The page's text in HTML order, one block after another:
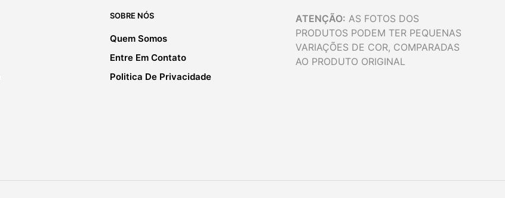
SOBRE NÓS
Quem Somos
Entre Em Contato
Politica De Privacidade
ATENÇÃO: AS FOTOS DOS
PRODUTOS PODEM TER PEQUENAS
VARIAÇÕES DE COR, COMPARADAS
AO PRODUTO ORIGINAL